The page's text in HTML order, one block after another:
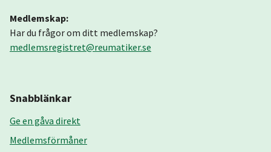
Medlemskap:
Har du frågor om ditt medlemskap?
medlemsregistret@reumatiker.se
Snabblänkar
Ge en gåva direkt
Medlemsförmåner